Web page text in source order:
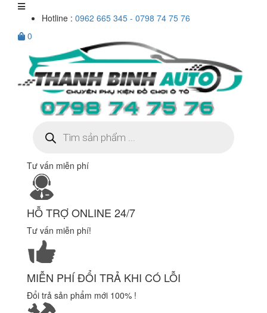
Hotline : 0962 665 345 - 0798 74 75 76
0
kiếm
sản
Tư vấn miễn phí
HỖ TRỢ ONLINE 24/7
Tư vấn miễn phí!
MIỄN PHÍ ĐỔI TRẢ KHI CÓ LỖI
Đổi trả sản phẩm mới 100% !